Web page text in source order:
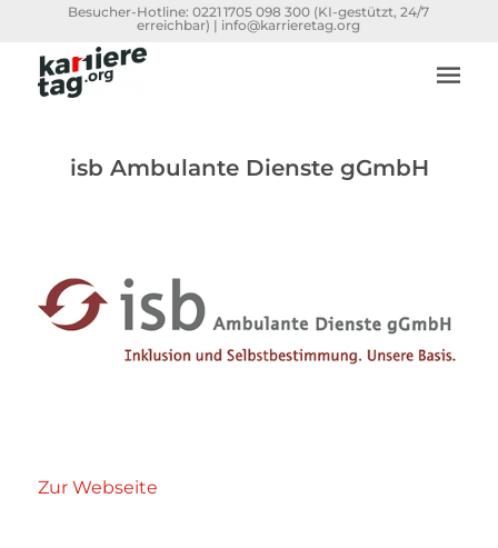
Besucher-Hotline:0221 1705 098 300 (KI-gestützt, 24/7
erreichbar) | info@karrieretag.org
isb Ambulante Dienste gGmbH
Zur Webseite